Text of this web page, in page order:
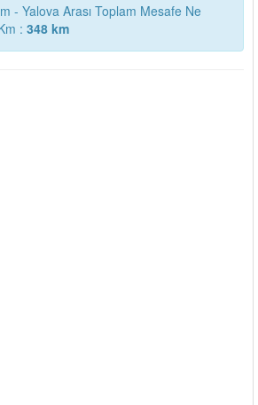
- Yalova Arası Toplam Mesafe Ne
: 348 km